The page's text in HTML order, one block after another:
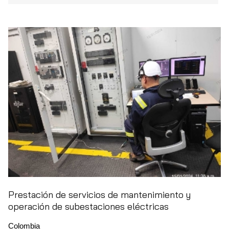
Prestación de servicios de mantenimiento y
operación de subestaciones eléctricas
Colombia